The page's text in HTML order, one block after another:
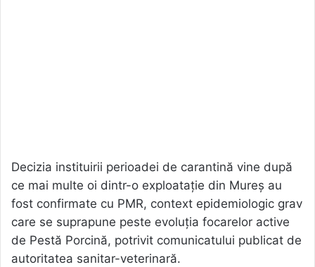
Decizia instituirii perioadei de carantină vine după
ce mai multe oi dintr-o exploatație din Mureș au
fost confirmate cu PMR, context epidemiologic grav
care se suprapune peste evoluția focarelor active
de Pestă Porcină, potrivit comunicatului publicat de
autoritatea sanitar-veterinară.